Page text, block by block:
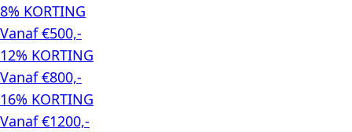
8% KORTING
Vanaf €500,-
12% KORTING
Vanaf €800,-
16% KORTING
Vanaf €1200,-